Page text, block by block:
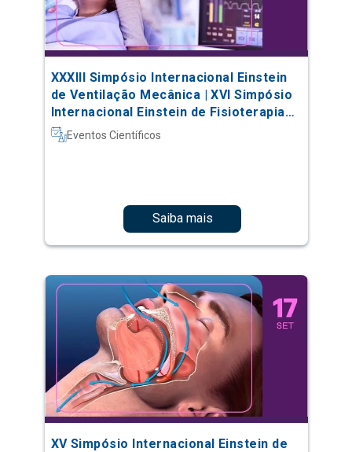
XXXIII Simpósio Internacional Einstein
de Ventilação Mecânica | XVI Simpósio
Internacional Einstein de Fisioterapia
em Terapia Intensiva
Eventos Científicos
Saiba mais
XV Simpósio Internacional Einstein de